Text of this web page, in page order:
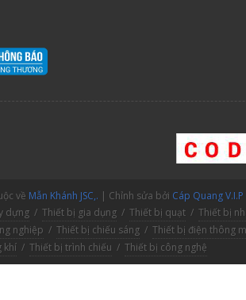
về Mẫn Khánh JSC,. | Chỉnh sửa bởi Cáp Quang
dựng / Thiết bị gia dụng / Thiết bị quạt / Thiết bị
nghiệp / Thiết bị chiếu sáng / Thiết bị điện thông
khí / Thiết bị trình chiếu / Thiết bị công nghệ